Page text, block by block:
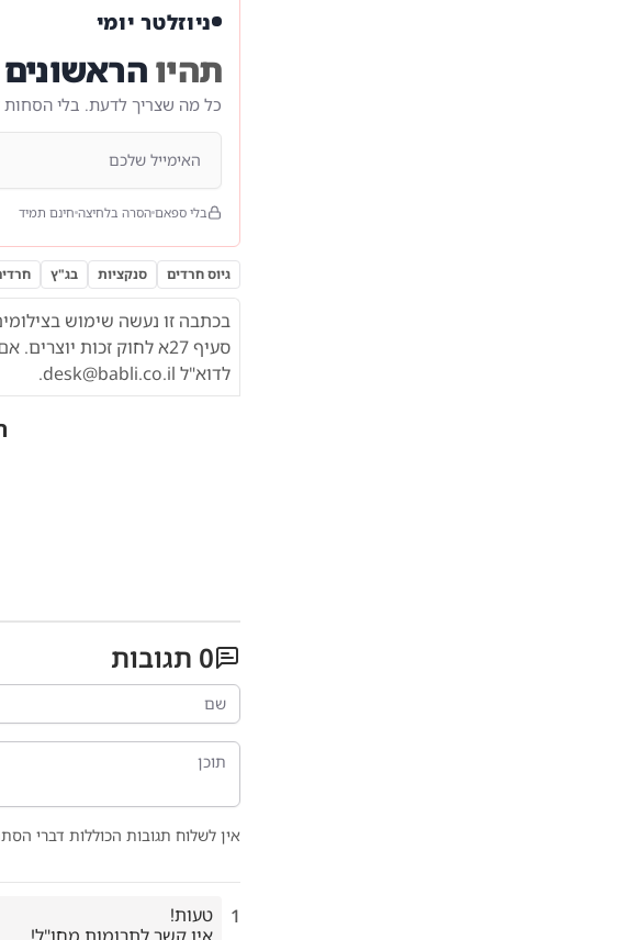
ניוזלטר יומי
תהיו
כל מה שצריך לדעת. בלי
בלי ספאם הסרה בלחיצה חינם תמיד
גיוס חרדים סנקציות בג"ץ
בכתבה זו נעשה שימוש
סעיף 27א לחוק זכות יוצרים. אם הנכם בעלי הזכויות שלחו הודעה על כך בצירוף
לדוא"ל desk@babli.co.il
.
0 תגובות
אין לשלוח תגובות הכוללות דברי
1